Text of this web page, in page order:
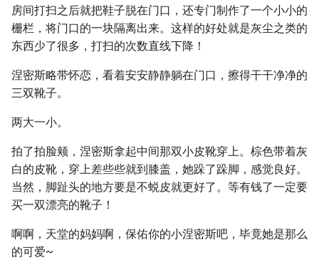
房间打扫之后就把鞋子脱在门口，还专门制作了一个小小的
栅栏，将门口的一块隔离出来。这样的好处就是灰尘之类的
东西少了很多，打扫的次数直线下降！
涅密斯略带怀恋，看着安安静静躺在门口，擦得干干净净的
三双靴子。
两大一小。
拍了拍脸颊，涅密斯拿起中间那双小皮靴穿上。棕色带着灰
白的皮靴，穿上差些些就到膝盖，她跺了跺脚，感觉良好。
当然，脚趾头的地方要是不蜕皮就更好了。等有钱了一定要
买一双漂亮的靴子！
啊啊，天堂的妈妈啊，保佑你的小涅密斯吧，毕竟她是那么
的可爱~